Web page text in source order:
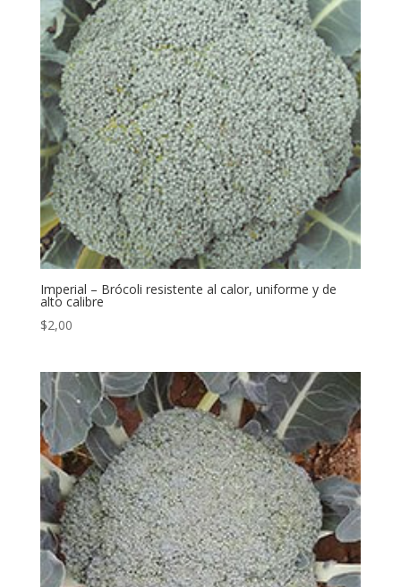
Imperial – Brócoli resistente al calor, uniforme y de
alto calibre
$2,00